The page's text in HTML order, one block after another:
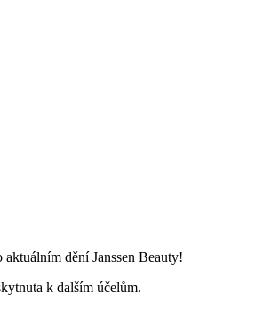
dění Janssen Beauty!
k dalším účelům.